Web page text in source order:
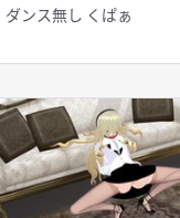
ダンス無し くぱぁ